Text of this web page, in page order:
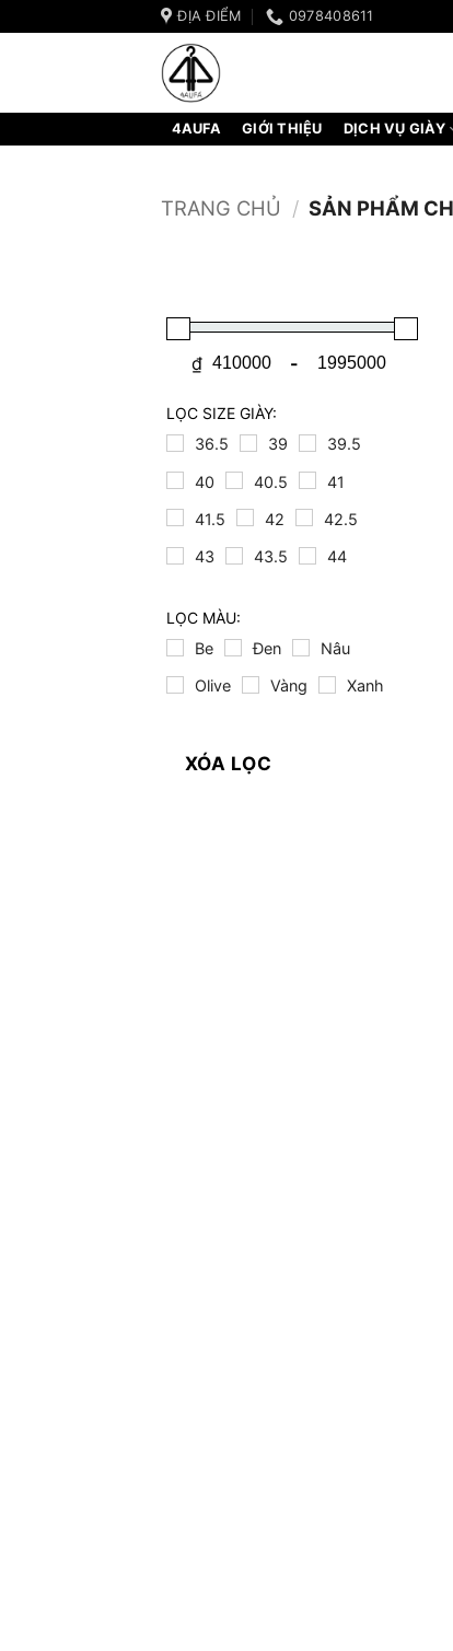
qua
ĐỊA ĐIỂM 0978408611
4AUFA GIỚI THIỆU DỊCH VỤ GIÀY
TRANG CHỦ / SẢN PHẨM
₫ -
LỌC SIZE GIÀY:
36.5
39 39.5
40 40.5 41
41.5 42 42.5
43 43.5 44
LỌC MÀU:
Be
Đen Nâu
Olive Vàng Xanh
XÓA LỌC